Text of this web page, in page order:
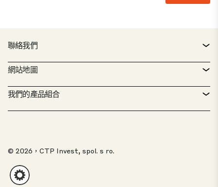
聯絡我們
聯絡方式
服務台
檢舉專區
客戶入口網站
網站地圖
房地產搜尋
永續發展
關於我們
投資者
我們的產品組合
20 佳公園
© 2026，CTP Invest, spol. s ro.